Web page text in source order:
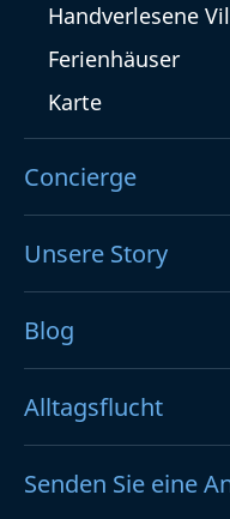
Handverlesene
Ferienhäuser
Karte
Concierge
Unsere Story
Blog
Alltagsflucht
Senden Sie eine